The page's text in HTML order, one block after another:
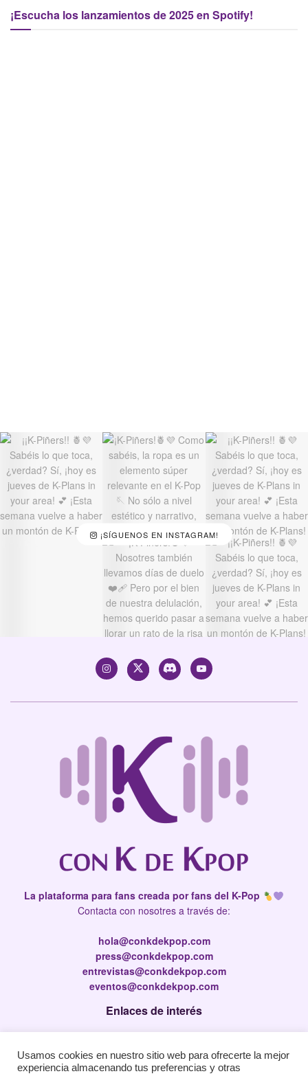
¡Escucha los lanzamientos de 2025 en Spotify!
¡SÍGUENOS EN INSTAGRAM!
La plataforma para fans creada por fans del K-Pop
Contacta con nosotres a través de:
hola@conkdekpop.com
press@conkdekpop.com
entrevistas@conkdekpop.com
eventos@conkdekpop.com
Enlaces de interés
Política de privacidad
Usamos cookies en nuestro sitio web para ofrecerte la mejor
experiencia almacenando tus preferencias y otras